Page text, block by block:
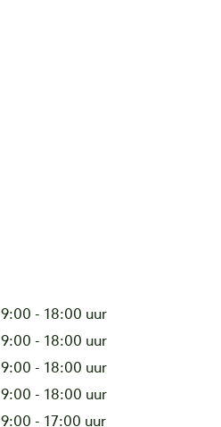
9:00 - 18:00 uur
9:00 - 18:00 uur
9:00 - 18:00 uur
9:00 - 18:00 uur
9:00 - 17:00 uur